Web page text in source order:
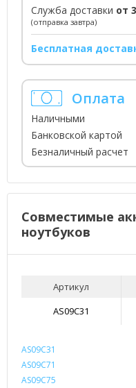
Служба доставки от
(отправка завтра)
Бесплатная
Оплата
Наличными
Банковской картой
Безналичный расчет
Совместимые
ноутбуков
Артикул
AS09C31
AS09C31
AS09C71
AS09C75